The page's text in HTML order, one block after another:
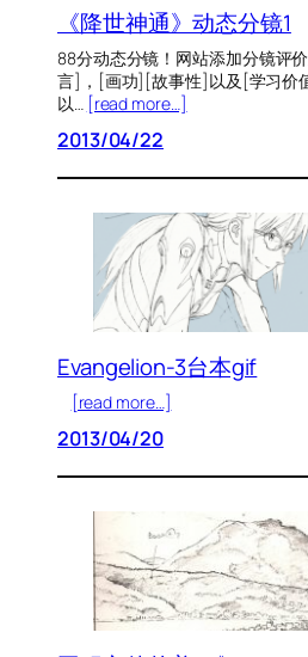
《降世神通》动态分镜1
88分动态分镜！网站添加分镜评
言]，[画功][故事性]以及[学习价
以… [read more…]
2013/04/22
Evangelion-3台本gif
[read more…]
2013/04/20